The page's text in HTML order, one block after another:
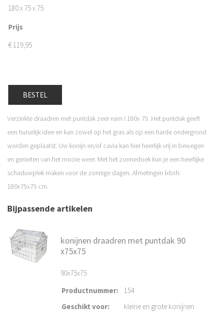
180 x 75 x 75
Prijs
€ 119,95
BESTEL
Verzinkte draadren met puntdak zeer ruim ! 180x 75. Het puntdak geeft
een huiselijk idee en kan zowel op het gras als op een harde ondergrond
worden geplaatst. Uw konijn en/of cavia kan hier heerlijk vrij in bewegen
en genieten van het mooie weer. Met het zonnedoek kun je een heerlijke
schaduwplek maken voor de zonnige dagen. Afmetingen lxbxh:
180x75x75 cm.
Bijpassende artikelen
konijnen draadren met puntdak 90
x75x75
90x75x75
Productnummer:
154
Geschikt voor: kleine en grote konijnen